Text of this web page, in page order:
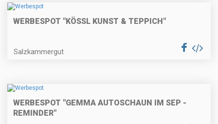
WERBESPOT "KÖSSL KUNST & TEPPICH"
Salzkammergut
WERBESPOT "GEMMA AUTOSCHAUN IM SEP -
REMINDER"